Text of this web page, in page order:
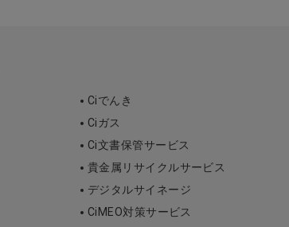
Ciでんき
Ciガス
Ci文書保管サービス
貴金属リサイクルサービス
デジタルサイネージ
CiMEO対策サービス